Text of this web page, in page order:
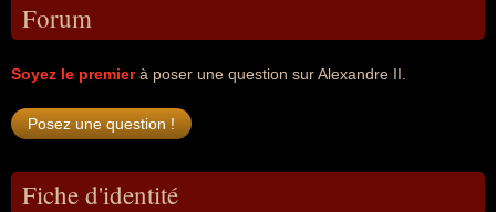
Forum
Soyez le premierà poser une question sur Alexandre II.
Fiche d'identité